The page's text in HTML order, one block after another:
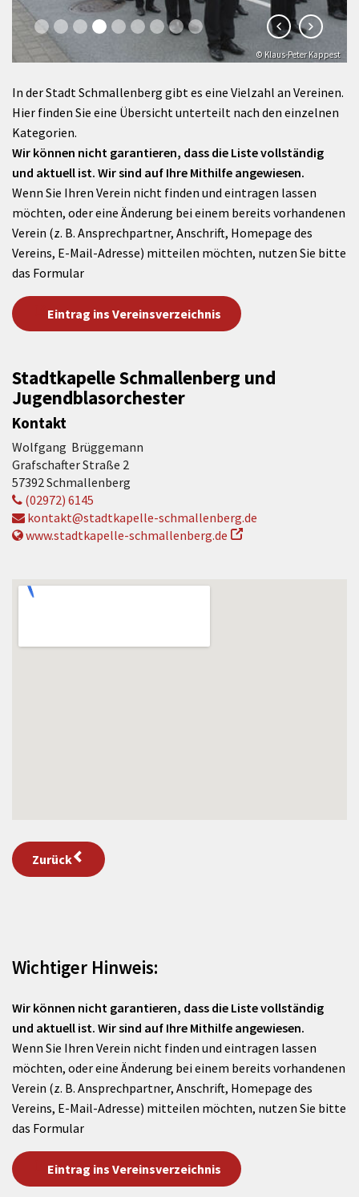
© Klaus-Peter Kappest
In der Stadt Schmallenberg gibt es eine Vielzahl an Vereinen.
Hier finden Sie eine Übersicht unterteilt nach den einzelnen
Kategorien.
Wir können nicht garantieren, dass die Liste vollständig
und aktuell ist. Wir sind auf Ihre Mithilfe angewiesen.
Wenn Sie Ihren Verein nicht finden und eintragen lassen
möchten, oder eine Änderung bei einem bereits vorhandenen
Verein (z. B. Ansprechpartner, Anschrift, Homepage des
Vereins, E-Mail-Adresse) mitteilen möchten, nutzen Sie bitte
das Formular
Eintrag ins Vereinsverzeichnis
Stadtkapelle Schmallenberg und
Jugendblasorchester
Kontakt
Wolfgang Brüggemann
Grafschafter Straße 2
57392 Schmallenberg
(02972) 6145
kontakt@stadtkapelle-schmallenberg.de
www.stadtkapelle-schmallenberg.de
Zurück
Wichtiger Hinweis:
Wir können nicht garantieren, dass die Liste vollständig
und aktuell ist. Wir sind auf Ihre Mithilfe angewiesen.
Wenn Sie Ihren Verein nicht finden und eintragen lassen
möchten, oder eine Änderung bei einem bereits vorhandenen
Verein (z. B. Ansprechpartner, Anschrift, Homepage des
Vereins, E-Mail-Adresse) mitteilen möchten, nutzen Sie bitte
das Formular
Eintrag ins Vereinsverzeichnis